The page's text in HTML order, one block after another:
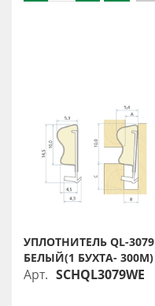
УПЛОТНИТЕЛЬ QL-3079
БЕЛЫЙ(1 БУХТА- 300М)
Арт. SCHQL3079WE